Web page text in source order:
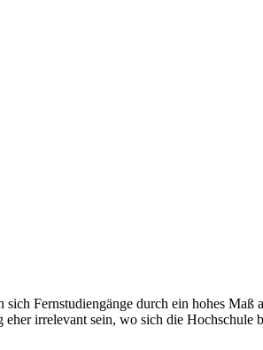
sich Fernstudiengänge durch ein hohes
irrelevant sein, wo sich die Hochschule